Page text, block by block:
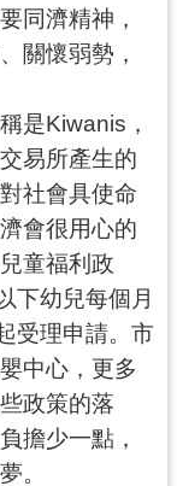
同濟精神，
關懷弱勢，
是Kiwanis，
易所產生的
社會具使命
會很用心的
童福利政
下幼兒每個月
受理申請。市
中心，更多
政策的落
擔少一點，
。